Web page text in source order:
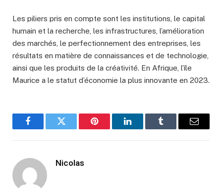
Les piliers pris en compte sont les institutions, le capital
humain et la recherche, les infrastructures, l’amélioration
des marchés, le perfectionnement des entreprises, les
résultats en matière de connaissances et de technologie,
ainsi que les produits de la créativité. En Afrique, l’île
Maurice a le statut d’économie la plus innovante en 2023.
FacebookTwitter Pinterest LinkedInTumblr Email
Nicolas